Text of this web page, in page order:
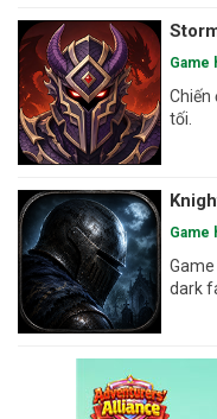
Game
Chiến
tối.
Game
dark